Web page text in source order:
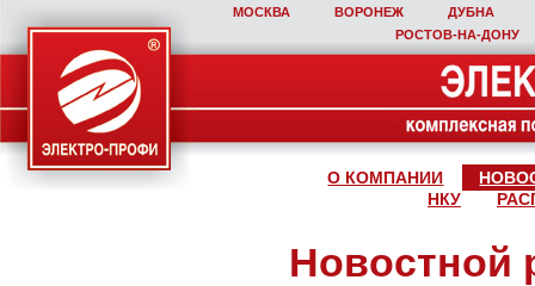
МОСКВА ВОРОНЕЖ
ДУБНА
РОСТОВ‑НА‑ДОНУ
О КОМПАНИИ
НКУ
Новостной